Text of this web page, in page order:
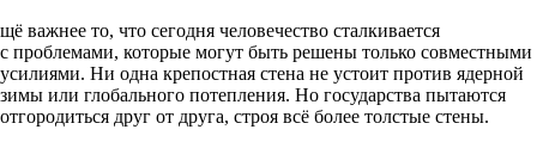
щё важнее то, что сегодня человечество сталкивается
с проблемами, которые могут быть решены только совместными
усилиями. Ни одна крепостная стена не устоит против ядерной
зимы или глобального потепления. Но государства пытаются
отгородиться друг от друга, строя всё более толстые стены.